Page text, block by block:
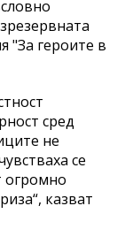
"За героите в
сред
не
се
огромно
казват